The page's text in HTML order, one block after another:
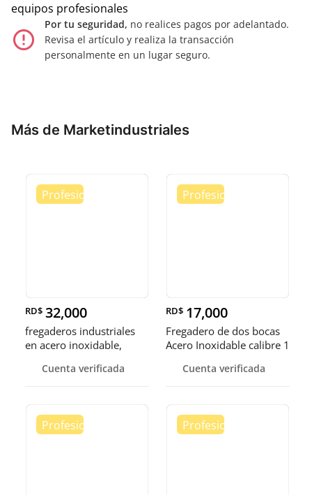
equipos profesionales
error_outline
Por tu seguridad, no realices pagos por adelantado.
Revisa el artículo y realiza la transacción
personalmente en un lugar seguro.
Más de Marketindustriales
RD$ 32,000
fregaderos industriales
en acero inoxidable,
Cuenta verificada
RD$ 17,000
Fregadero de dos bocas
Acero Inoxidable calibre 1
Cuenta verificada